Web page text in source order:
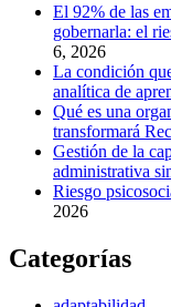
El 92% de las
gobernarla: el
6, 2026
La condición
analítica de
Qué es una
transformará
Gestión de la
administrativa
Riesgo
2026
Categorías